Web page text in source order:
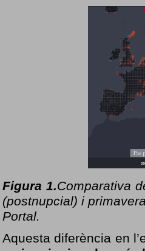
Figura 1.Comparativa
(postnupcial) i
Portal.
Aquesta diferència en